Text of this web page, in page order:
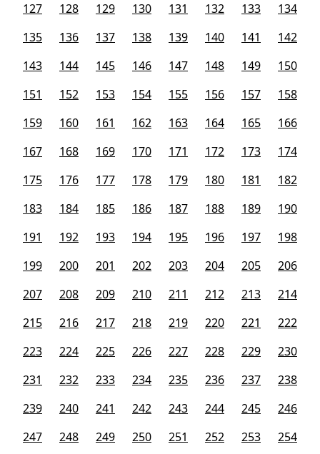
127
128 129 130 131 132 133
134
135
136 137 138 139 140 141
142
143
144 145 146 147 148 149
150
151
152 153 154 155 156 157
158
159
160 161 162 163 164 165
166
167
168 169 170 171 172 173
174
175
176 177 178 179 180 181
182
183
184 185 186 187 188 189
190
191
192 193 194 195 196 197
198
199
200 201 202 203 204 205
206
207
208 209 210 211 212 213
214
215
216 217 218 219 220 221
222
223
224 225 226 227 228 229
230
231
232 233 234 235 236 237
238
239
240 241 242 243 244 245
246
247
248 249 250 251 252 253 254